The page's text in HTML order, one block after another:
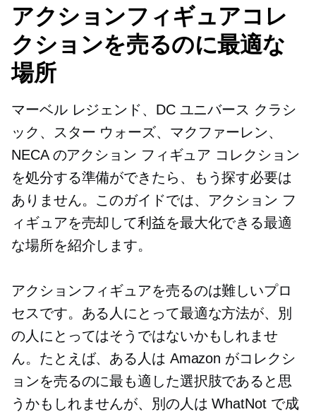
アクションフィギュアコレ
クションを売るのに最適な
場所
マーベル レジェンド、DC ユニバース クラシ
ック、スター ウォーズ、マクファーレン、
NECA のアクション フィギュア コレクション
を処分する準備ができたら、もう探す必要は
ありません。このガイドでは、アクション フ
ィギュアを売却して利益を最大化できる最適
な場所を紹介します。
アクションフィギュアを売るのは難しいプロ
セスです。ある人にとって最適な方法が、別
の人にとってはそうではないかもしれませ
ん。たとえば、ある人は Amazon がコレクシ
ョンを売るのに最も適した選択肢であると思
うかもしれませんが、別の人は WhatNot で成